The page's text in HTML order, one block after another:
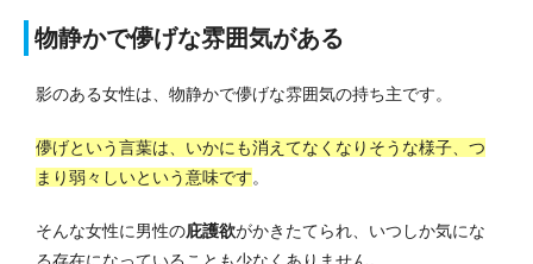
物静かで儚げな雰囲気がある
影のある女性は、物静かで儚げな雰囲気の持ち主です。
儚げという言葉は、いかにも消えてなくなりそうな様子、つ
まり弱々しいという意味です。
そんな女性に男性の庇護欲がかきたてられ、いつしか気にな
る存在になっていることも少なくありません。